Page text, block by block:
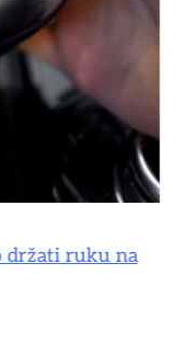
držati ruku na